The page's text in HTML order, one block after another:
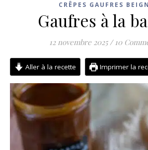
CRÊPES GAUFRES
Gaufres à la
12 novembre 2025 / 10
Aller à la recette Imprimer la